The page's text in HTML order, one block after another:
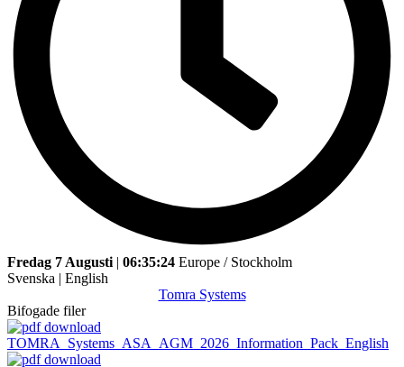
Fredag 7 Augusti | 06:35:24 Europe / Stockholm
Svenska | English
Tomra Systems
Bifogade filer
TOMRA_Systems_ASA_AGM_2026_Information_Pack_English